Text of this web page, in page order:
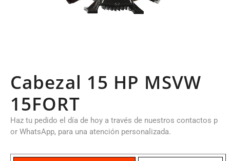
Cabezal 15 HP MSVW
15FORT
Haz tu pedido el día de hoy a través de nuestros contactos p
or WhatsApp, para una atención personalizada.